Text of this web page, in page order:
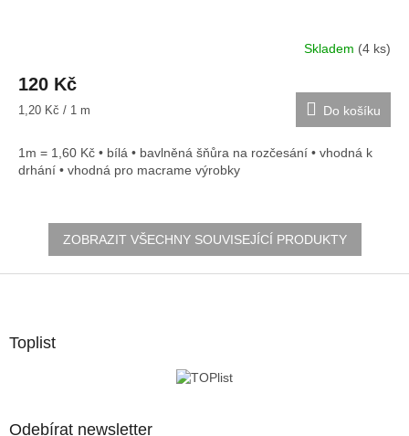
Skladem (4 ks)
120 Kč
Měrná
1,20 Kč / 1 m Do košíku
1m = 1,60 Kč • bílá • bavlněná šňůra na rozčesání • vhodná k
drhání • vhodná pro macrame výrobky
ZOBRAZIT VŠECHNY SOUVISEJÍCÍ PRODUKTY
Toplist
Odebírat newsletter